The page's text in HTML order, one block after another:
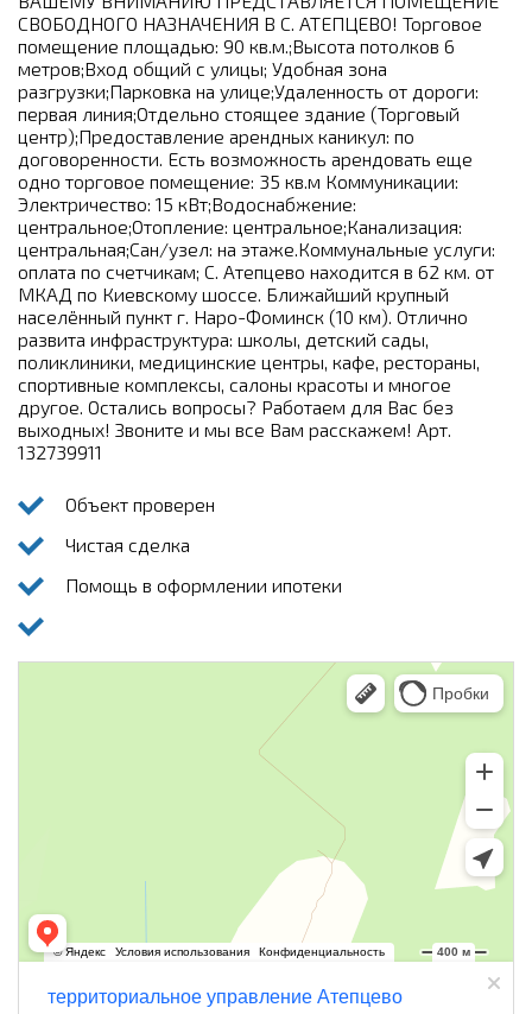
СВОБОДНОГО НАЗНАЧЕНИЯ B С. АТЕПЦЕВО! Торговое
пoмещение площадью: 90 кв.м.;Высота потолков 6
метров;Вход общий с улицы; Удобная зона
разгрузки;Парковка на улице;Удаленность от дороги:
первая линия;Отдельно стоящее здание (Торговый
центр);Предоставление арендных каникул: по
договоренности. Есть возможность арендовать еще
одно торговое помещение: 35 кв.м Коммуникации:
Электричество: 15 кВт;Водоснабжение:
центральное;Отопление: центральное;Канализация:
центральная;Сан/узел: на этаже.Коммунальные услуги:
оплата по счетчикам; С. Атепцево находится в 62 км. от
МКАД по Киевскому шоссе. Ближайший крупный
населённый пункт г. Наро-Фоминск (10 км). Отлично
развита инфраструктура: школы, детский сады,
поликлиники, медицинские центры, кафе, рестораны,
спортивные комплексы, салоны красоты и многое
другое. Остались вопросы? Работаем для Вас без
выходных! Звоните и мы все Вам расскажем! Арт.
132739911
Объект проверен
Чистая сделка
Помощь в оформлении ипотеки